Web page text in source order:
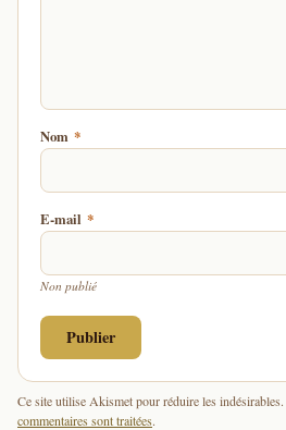
Nom *
E-mail *
Non publié
Ce site utilise Akismet pour réduire les indésirables.
commentaires sont traitées.